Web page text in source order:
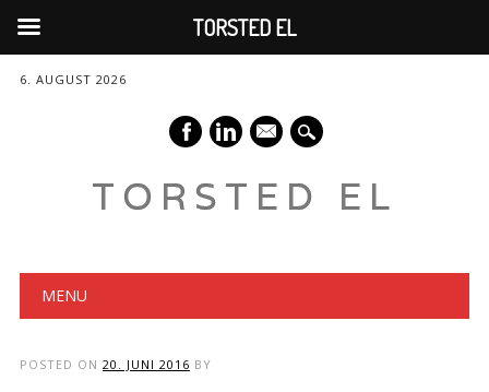
6. AUGUST 2026
mail
TORSTED EL
Main menu
MENU
POSTED ON 20. JUNI 2016 BY
TORSTED EL